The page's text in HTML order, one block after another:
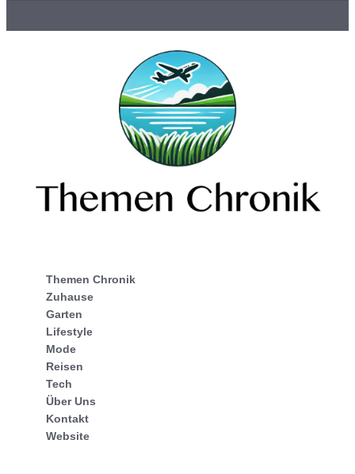
Themen Chronik
Zuhause
Garten
Lifestyle
Mode
Reisen
Tech
Über Uns
Kontakt
Website